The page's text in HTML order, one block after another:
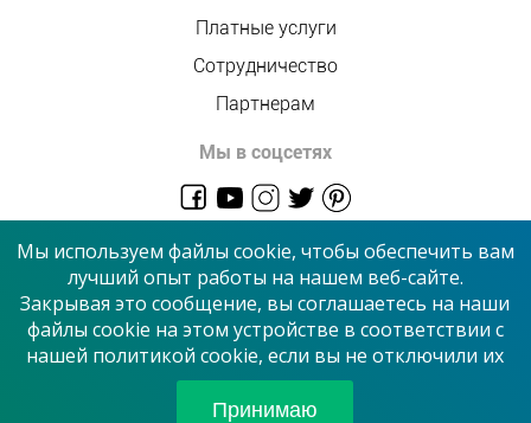
Платные услуги
Сотрудничество
Партнерам
Мы в соцсетях
© 2026 “Сервисный центр”
Принимаем к оплате
Мы используем файлы cookie, чтобы обеспечить вам
лучший опыт работы на нашем веб-сайте.
Закрывая это сообщение, вы соглашаетесь на наши
файлы cookie на этом устройстве в соответствии с
нашей политикой cookie, если вы не отключили их
Принимаю